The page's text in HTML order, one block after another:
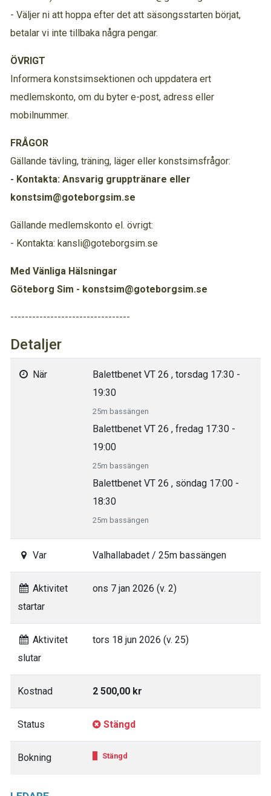
- Väljer ni att hoppa efter det att säsongsstarten börjat,
betalar vi inte tillbaka några pengar.
ÖVRIGT
Informera konstsimsektionen och uppdatera ert
medlemskonto, om du byter e-post, adress eller
mobilnummer.
FRÅGOR
Gällande tävling, träning, läger eller konstsimsfrågor:
- Kontakta: Ansvarig grupptränare eller
konstsim@goteborgsim.se
Gällande medlemskonto el. övrigt:
- Kontakta: kansli@goteborgsim.se
Med Vänliga Hälsningar
Göteborg Sim - konstsim@goteborgsim.se
---------------------------------
Detaljer
När
Balettbenet VT 26 , torsdag 17:30 -
19:30
25m bassängen
Balettbenet VT 26 , fredag 17:30 -
19:00
25m bassängen
Balettbenet VT 26 , söndag 17:00 -
18:30
25m bassängen
Var Valhallabadet / 25m bassängen
Aktivitet
startar
ons 7 jan 2026 (v. 2)
Aktivitet
slutar
tors 18 jun 2026 (v. 25)
Kostnad 2 500,00 kr
Status Stängd
Bokning Stängd